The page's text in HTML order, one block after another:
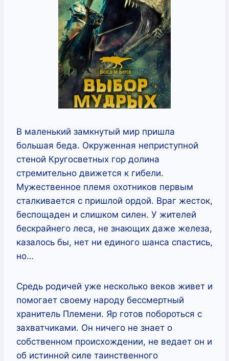
В маленький замкнутый мир пришла
большая беда. Окруженная неприступной
стеной Кругосветных гор долина
стремительно движется к гибели.
Мужественное племя охотников первым
сталкивается с пришлой ордой. Враг жесток,
беспощаден и слишком силен. У жителей
бескрайнего леса, не знающих даже железа,
казалось бы, нет ни единого шанса спастись,
но…
Средь родичей уже несколько веков живет и
помогает своему народу бессмертный
хранитель Племени. Яр готов побороться с
захватчиками. Он ничего не знает о
собственном происхождении, не ведает он и
об истинной силе таинственного